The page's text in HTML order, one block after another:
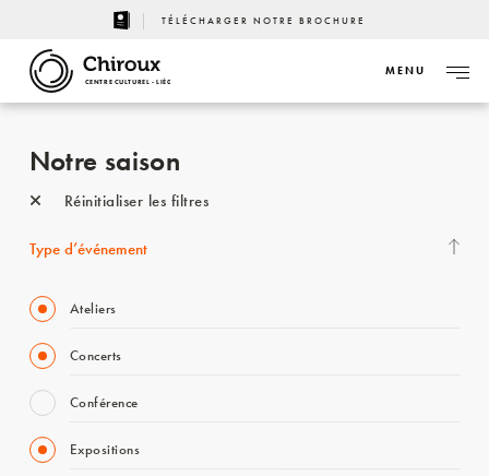
TÉLÉCHARGER NOTRE BROCHURE
CENTRE CULTUREL - LIÈGE
MENU
Notre saison
Réinitialiser les filtres
Type d’événement
Ateliers
Concerts
Conférence
Expositions